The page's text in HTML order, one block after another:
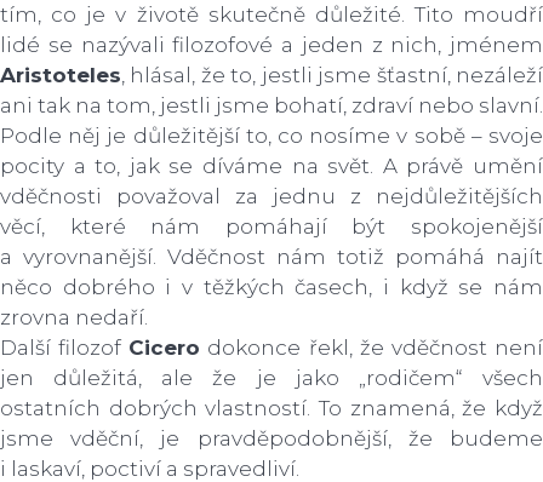
tím, co je v životě skutečně důležité. Tito moudří
lidé se nazývali filozofové a jeden z nich, jménem
Aristoteles , hlásal, že to, jestli jsme šťastní, nezáleží
ani tak na tom, jestli jsme bohatí, zdraví nebo slavní.
Podle něj je důležitější to, co nosíme v sobě – svoje
pocity a to, jak se díváme na svět. A právě umění
vděčnosti považoval za jednu z nejdůležitějších
věcí, které nám pomáhají být spokojenější
a vyrovnanější. Vděčnost nám totiž pomáhá najít
něco dobrého i v těžkých časech, i když se nám
zrovna nedaří.
Další filozof Cicero dokonce řekl, že vděčnost není
jen důležitá, ale že je jako „rodičem“ všech
ostatních dobrých vlastností. To znamená, že když
jsme vděční, je pravděpodobnější, že budeme
i laskaví, poctiví a spravedliví.